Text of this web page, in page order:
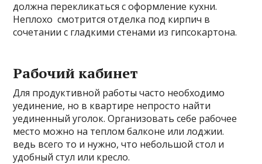
должна перекликаться с оформление кухни.
Неплохо смотрится отделка под кирпич в
сочетании с гладкими стенами из гипсокартона.
Рабочий кабинет
Для продуктивной работы часто необходимо
уединение, но в квартире непросто найти
уединенный уголок. Организовать себе рабочее
место можно на теплом балконе или лоджии.
ведь всего то и нужно, что небольшой стол и
удобный стул или кресло.